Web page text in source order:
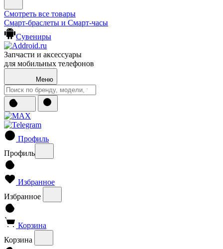
Смотреть все товары
Смарт-браслеты и Смарт-часы
Сувениры
Запчасти и аксессуары
для мобильных телефонов
Меню
Профиль
Профиль
Избранное
Избранное
Корзина
Корзина